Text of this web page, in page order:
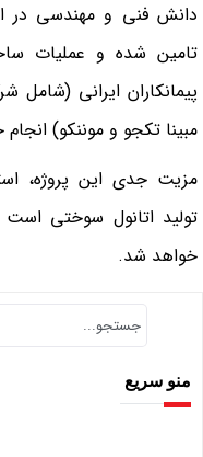
دانش فنی و مهندسی در
تامین شده و عملیات
پیمانکاران ایرانی (شامل
مبينا تكجو و موننكو)
مزيت جدي اين پروژه،
توليد اتانول سوختي است
خواهد شد.
منو سریع